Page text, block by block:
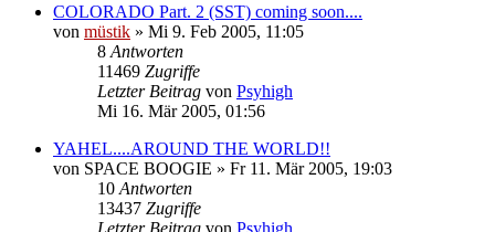
COLORADO Part. 2 (SST) coming soon....
von müstik » Mi 9. Feb 2005, 11:05
8 Antworten
11469 Zugriffe
Letzter Beitrag von Psyhigh
Mi 16. Mär 2005, 01:56
YAHEL....AROUND THE WORLD!!
von SPACE BOOGIE » Fr 11. Mär 2005, 19:03
10 Antworten
13437 Zugriffe
Letzter Beitrag von Psyhigh